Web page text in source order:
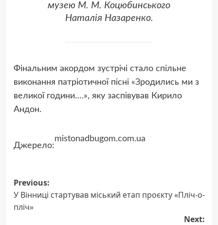
музею М. М. Коцюбинського
Наталія Назаренко.
Фінальним акордом зустрічі стало спільне
виконання патріотичної пісні «Зродились ми з
великої години….», яку заспівував Кирило
Андон.
Джерело:
mistonadbugom.com.ua
Post
navigation
Previous:
У Вінниці стартував міський етап проєкту «Пліч-о-
пліч»
Next: